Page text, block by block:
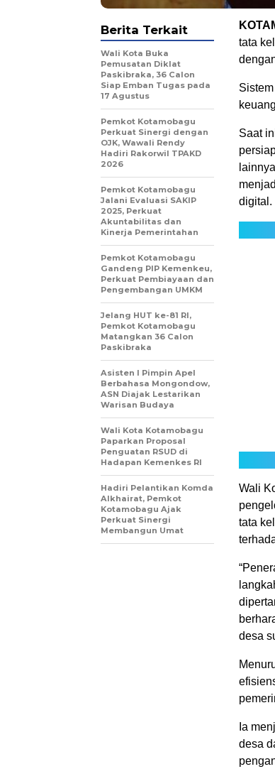
tata
Saat
digital.
Wali
tata
desa
Ia
desa
Berita Terkait
Wali Kota Buka
Pemusatan Diklat
Paskibraka, 36 Calon
Siap Emban Tugas pada
17 Agustus
Pemkot Kotamobagu
Perkuat Sinergi dengan
OJK, Wawali Rendy
Hadiri Rakorwil TPAKD
2026
Pemkot Kotamobagu
Jalani Evaluasi SAKIP
2025, Perkuat
Akuntabilitas dan
Kinerja Pemerintahan
Pemkot Kotamobagu
Gandeng PIP Kemenkeu,
Perkuat Pembiayaan dan
Pengembangan UMKM
Jelang HUT ke-81 RI,
Pemkot Kotamobagu
Matangkan 36 Calon
Paskibraka
Asisten I Pimpin Apel
Berbahasa Mongondow,
ASN Diajak Lestarikan
Warisan Budaya
Wali Kota Kotamobagu
Paparkan Proposal
Penguatan RSUD di
Hadapan Kemenkes RI
Hadiri Pelantikan Komda
Alkhairat, Pemkot
Kotamobagu Ajak
Perkuat Sinergi
Membangun Umat